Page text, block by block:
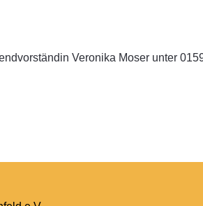
Veronika Moser unter